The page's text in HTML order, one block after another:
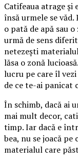
Catifeaua atrage și
însă urmele se văd.
o pată de apă sau
urmă de sens
netezești
lăsa o zonă
lucru pe care îl
de ce te-ai panicat
În schimb, dacă ai
mai mult decor,
timp. Iar dacă e
bea, nu se joacă
materialul care